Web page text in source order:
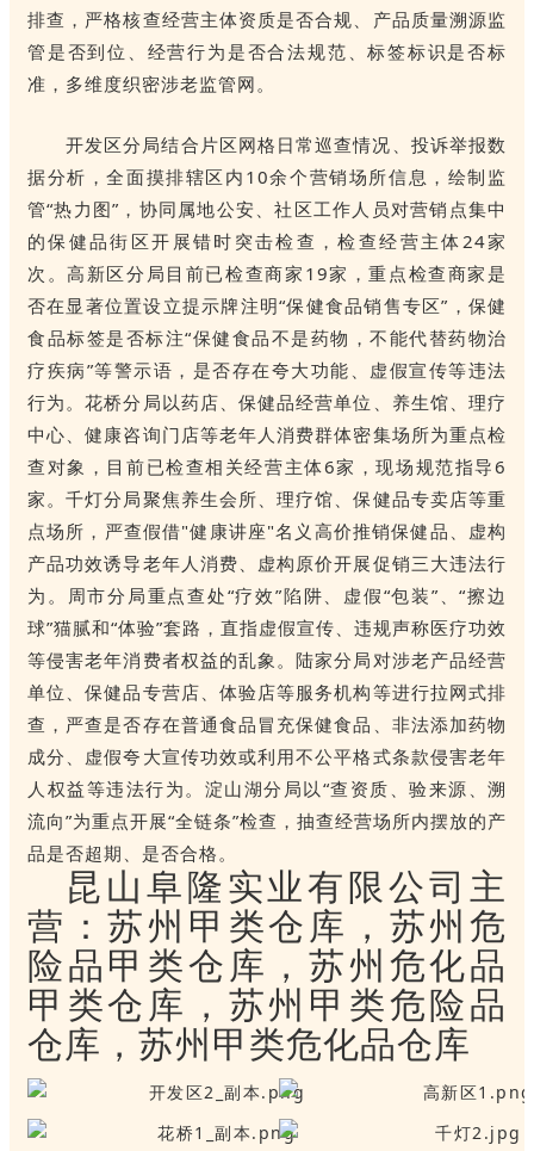
排查，严格核查经营主体资质是否合规、产品质量溯源监
管是否到位、经营行为是否合法规范、标签标识是否标
准，多维度织密涉老监管网。
开发区分局结合片区网格日常巡查情况、投诉举报数
据分析，全面摸排辖区内10余个营销场所信息，绘制监
管“热力图”，协同属地公安、社区工作人员对营销点集中
的保健品街区开展错时突击检查，检查经营主体24家
次。高新区分局目前已检查商家19家，重点检查商家是
否在显著位置设立提示牌注明“保健食品销售专区”，保健
食品标签是否标注“保健食品不是药物，不能代替药物治
疗疾病”等警示语，是否存在夸大功能、虚假宣传等违法
行为。花桥分局以药店、保健品经营单位、养生馆、理疗
中心、健康咨询门店等老年人消费群体密集场所为重点检
查对象，目前已检查相关经营主体6家，现场规范指导6
家。千灯分局聚焦养生会所、理疗馆、保健品专卖店等重
点场所，严查假借"健康讲座"名义高价推销保健品、虚构
产品功效诱导老年人消费、虚构原价开展促销三大违法行
为。周市分局重点查处“疗效”陷阱、虚假“包装”、“擦边
球”猫腻和“体验”套路，直指虚假宣传、违规声称医疗功效
等侵害老年消费者权益的乱象。陆家分局对涉老产品经营
单位、保健品专营店、体验店等服务机构等进行拉网式排
查，严查是否存在普通食品冒充保健食品、非法添加药物
成分、虚假夸大宣传功效或利用不公平格式条款侵害老年
人权益等违法行为。淀山湖分局以“查资质、验来源、溯
流向”为重点开展“全链条”检查，抽查经营场所内摆放的产
品是否超期、是否合格。
昆山阜隆实业有限公司主
营：苏州甲类仓库，苏州危
险品甲类仓库，苏州危化品
甲类仓库，苏州甲类危险品
仓库，苏州甲类危化品仓库